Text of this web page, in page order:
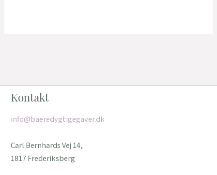
Kontakt
info@baeredygtigegaver.dk
Carl Bernhards Vej 14,
1817 Frederiksberg